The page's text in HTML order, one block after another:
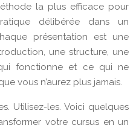
la plus efficace pour
délibérée dans un
présentation est une
une structure, une
fonctionne et ce qui ne
vous n’aurez plus jamais.
Utilisez-les. Voici quelques
votre cursus en un